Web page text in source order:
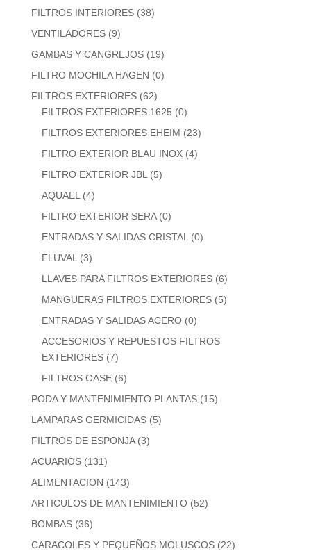
FILTROS INTERIORES (38)
VENTILADORES (9)
GAMBAS Y CANGREJOS (19)
FILTRO MOCHILA HAGEN (0)
FILTROS EXTERIORES (62)
FILTROS EXTERIORES 1625 (0)
FILTROS EXTERIORES EHEIM (23)
FILTRO EXTERIOR BLAU INOX (4)
FILTRO EXTERIOR JBL (5)
AQUAEL (4)
FILTRO EXTERIOR SERA (0)
ENTRADAS Y SALIDAS CRISTAL (0)
FLUVAL (3)
LLAVES PARA FILTROS EXTERIORES (6)
MANGUERAS FILTROS EXTERIORES (5)
ENTRADAS Y SALIDAS ACERO (0)
ACCESORIOS Y REPUESTOS FILTROS
EXTERIORES (7)
FILTROS OASE (6)
PODA Y MANTENIMIENTO PLANTAS (15)
LAMPARAS GERMICIDAS (5)
FILTROS DE ESPONJA (3)
ACUARIOS (131)
ALIMENTACION (143)
ARTICULOS DE MANTENIMIENTO (52)
BOMBAS (36)
CARACOLES Y PEQUEÑOS MOLUSCOS (22)